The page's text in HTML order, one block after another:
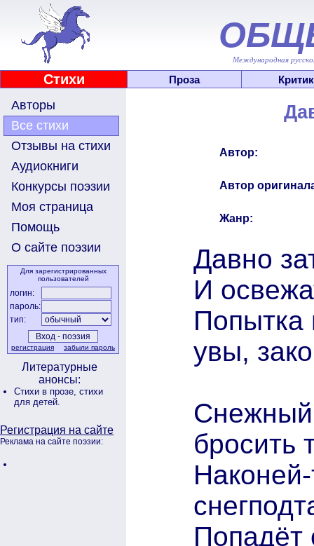
Международная
Стихи Проза
Авторы
Все стихи
Отзывы на стихи
Аудиокниги
Конкурсы поэзии
Моя страница
Помощь
О сайте поэзии
Для зарегистрированных
пользователей
логин:
пароль:
тип:
регистрация забыли пароль
Литературные
анонсы:
Стихи в прозе, стихи
для детей.
Регистрация на сайте
Реклама на сайте поэзии:
Автор:
Автор
Жанр:
Давно
И
Попытка
увы,
Снежный
бросить
Попадёт